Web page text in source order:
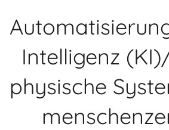
Inhalt
Intelligenz
physische